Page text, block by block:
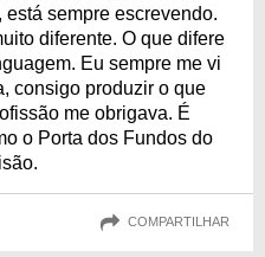
sempre escrevendo.
diferente. O que difere
Eu sempre me vi
consigo produzir o que
me obrigava. É
o Porta dos Fundos do
COMPARTILHAR